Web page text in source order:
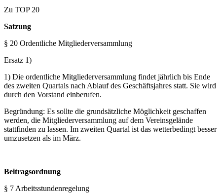
Zu TOP 20
Satzung
§ 20 Ordentliche Mitgliederversammlung
Ersatz 1)
1) Die ordentliche Mitgliederversammlung findet jährlich bis Ende
des zweiten Quartals nach Ablauf des Geschäftsjahres statt. Sie wird
durch den Vorstand einberufen.
Begründung: Es sollte die grundsätzliche Möglichkeit geschaffen
werden, die Mitgliederversammlung auf dem Vereinsgelände
stattfinden zu lassen. Im zweiten Quartal ist das wetterbedingt besser
umzusetzen als im März.
Beitragsordnung
§ 7 Arbeitsstundenregelung